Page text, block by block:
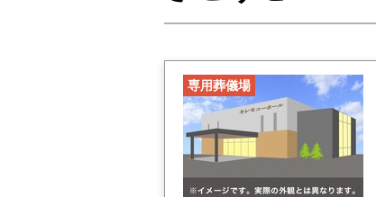
会館ご安置
最初のお打ち合わせ(お名
補足のお打ち合わせ(お寺
会館利用(三日分)・ご納
仏衣きせかえ(故人様)
専用葬儀場